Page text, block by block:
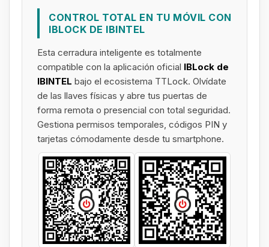
CONTROL TOTAL EN TU MÓVIL CON
IBLOCK DE IBINTEL
Esta cerradura inteligente es totalmente
compatible con la aplicación oficial IBLock de
IBINTEL bajo el ecosistema TTLock. Olvídate
de las llaves físicas y abre tus puertas de
forma remota o presencial con total seguridad.
Gestiona permisos temporales, códigos PIN y
tarjetas cómodamente desde tu smartphone.